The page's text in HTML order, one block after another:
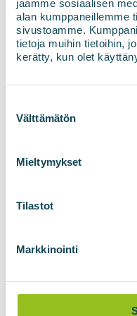
jaamme sosiaalisen
alan kumppaneillemme
sivustoamme.
tietoja muihin tietoihin,
kerätty, kun olet
valinta
Välttämätön
Mieltymykset
Tilastot
Markkinointi
Czytaj więcej
Kontener
biometanowej
rozwoju paliw
kopalnych